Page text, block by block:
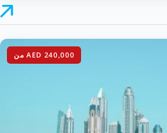
AED 240,000 من